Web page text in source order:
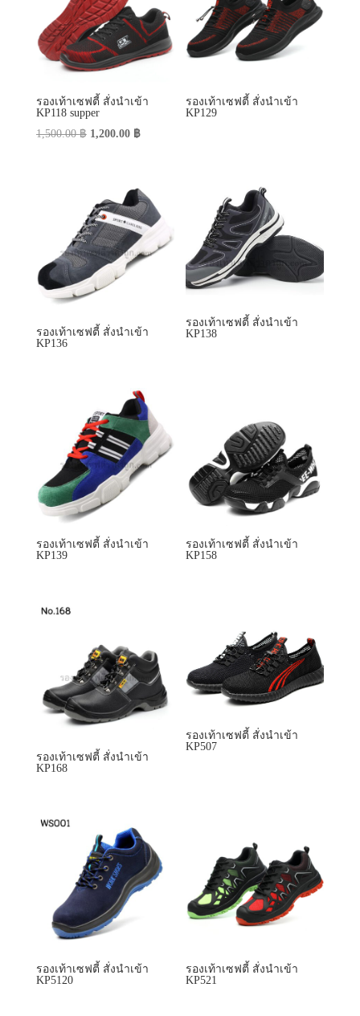
รองเท้าเซฟตี้ สั่งนำเข้า
KP118 supper
1,500.00฿ Original
1,500.00 ฿.
1,200.00 ฿Current
1,200.00 ฿.
รองเท้าเซฟตี้ สั่งนำเข้า
KP129
รองเท้าเซฟตี้ สั่งนำเข้า
KP136
รองเท้าเซฟตี้ สั่งนำเข้า
KP138
รองเท้าเซฟตี้ สั่งนำเข้า
KP139
รองเท้าเซฟตี้ สั่งนำเข้า
KP158
รองเท้าเซฟตี้ สั่งนำเข้า
KP168
รองเท้าเซฟตี้ สั่งนำเข้า
KP507
รองเท้าเซฟตี้ สั่งนำเข้า
KP5120
รองเท้าเซฟตี้ สั่งนำเข้า
KP521